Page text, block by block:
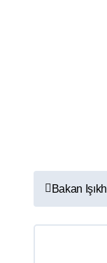
Y
a
Bakan